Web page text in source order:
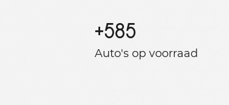
+585
Auto's op voorraad